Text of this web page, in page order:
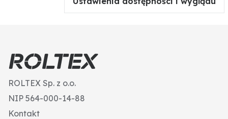
• Flusenarm, reduziert die Risiken einer
Verunreinigung in kritischen Arbeitsbereichen
Spritzlackierungsarbeiten
• atmungsaktiv
ROLTEX Sp. z o.o.
NIP 564-000-14-88
Kontakt